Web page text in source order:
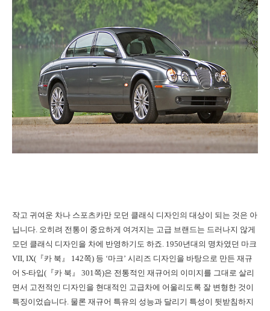
작고 귀여운 차나 스포츠카만 모던 클래식 디자인의 대상이 되는 것은 아
닙니다. 오히려 전통이 중요하게 여겨지는 고급 브랜드는 드러나지 않게
모던 클래식 디자인을 차에 반영하기도 하죠. 1950년대의 명차였던 마크
VII, IX(『카 북』 142쪽) 등 ‘마크’ 시리즈 디자인을 바탕으로 만든 재규
어 S-타입(『카 북』 301쪽)은 전통적인 재규어의 이미지를 그대로 살리
면서 고전적인 디자인을 현대적인 고급차에 어울리도록 잘 변형한 것이
특징이었습니다. 물론 재규어 특유의 성능과 달리기 특성이 뒷받침하지